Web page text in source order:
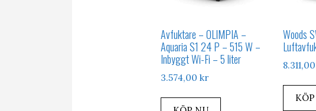
Avfuktare – OLIMPIA –
Aquaria S1 24 P – 515 W –
Inbyggt Wi-Fi – 5 liter
3.574,00 kr
Woods
8.311,00